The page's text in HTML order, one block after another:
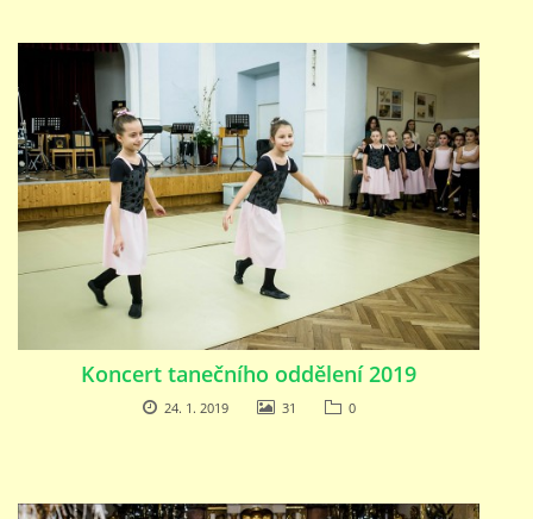
Koncert tanečního oddělení 2019
24. 1. 2019 31 0